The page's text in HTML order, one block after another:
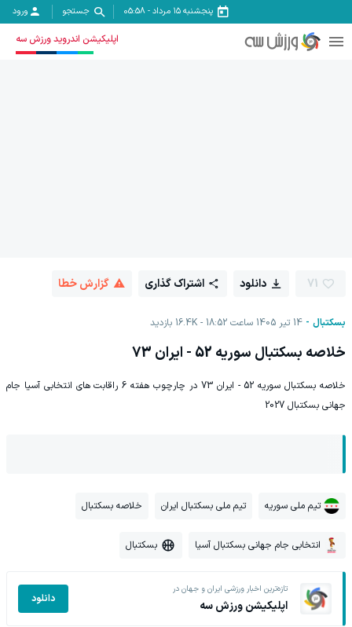
پنجشنبه ۱۵ مرداد -
05:58 جستجو ورود
اپلیکیشن اندروید ورزش سه
بسکتبال 14 تیر 1405 ساعت 18:52 16.4K بازدید
71 دانلود اشتراک گذاری گزارش خطا
خلاصه بسکتبال سوریه 52 - ایران 73
خلاصه بسکتبال سوریه 52 - ایران 73 در چارچوب هفته 6 راقابت های انتخابی آسیا جام
جهانی بسکتبال 2027
تیم ملی سوریه تیم ملی بسکتبال ایران خلاصه بسکتبال
انتخابی جام جهانی بسکتبال آسیا بسکتبال
تازه‌ترین اخبار ورزشی ایران و جهان در
اپلیکیشن ورزش سه دانلود